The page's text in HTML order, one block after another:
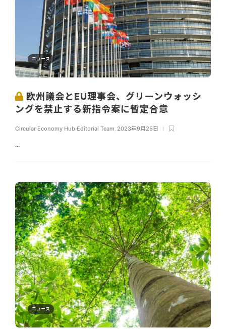
ニュース
欧州議会とEU理事会、グリーンウォッシ
ングを禁止する新指令案に暫定合意
Circular Economy Hub Editorial Team, 2023年9月25日
...
ニュース